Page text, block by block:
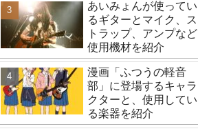
あいみょんが使ってい
るギターとマイク、ス
トラップ、アンプなど
使用機材を紹介
漫画「ふつうの軽音
部」に登場するキャラ
クターと、使用してい
る楽器を紹介